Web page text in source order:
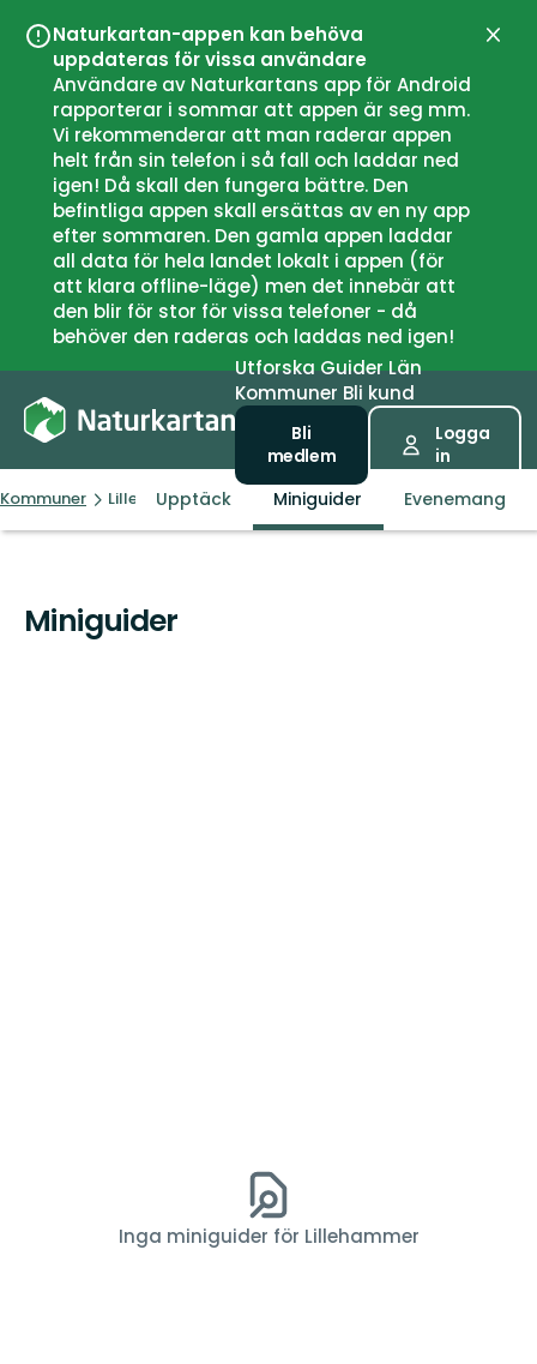
Naturkartan-appen kan behöva
uppdateras för vissa användare
Användare av Naturkartans app för Android
rapporterar i sommar att appen är seg mm.
Vi rekommenderar att man raderar appen
helt från sin telefon i så fall och laddar ned
igen! Då skall den fungera bättre. Den
befintliga appen skall ersättas av en ny app
efter sommaren. Den gamla appen laddar
all data för hela landet lokalt i appen (för
att klara offline-läge) men det innebär att
den blir för stor för vissa telefoner - då
behöver den raderas och laddas ned igen!
UtforskaGuiderLän
Kommuner Bli kund
Bli
medlem
Logga
in
Kommuner Lillehammer
Upptäck Miniguider Evenemang
Miniguider
Inga miniguider för Lillehammer